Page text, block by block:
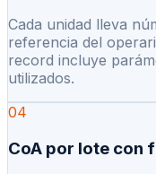
Cada unidad lleva
referencia del
record incluye
utilizados.
04
CoA por lote con